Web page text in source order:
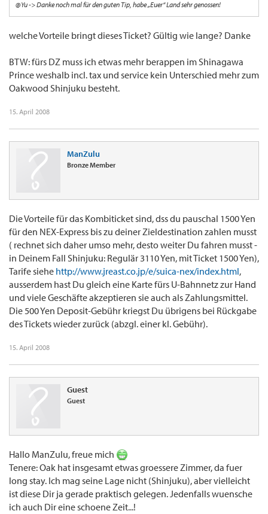
@Yu -> Danke noch mal für den guten Tip, habe „Euer“ Land sehr genossen!
welche Vorteile bringt dieses Ticket? Gültig wie lange? Danke
BTW: fürs DZ muss ich etwas mehr berappen im Shinagawa
Prince weshalb incl. tax und service kein Unterschied mehr zum
Oakwood Shinjuku besteht.
15. April 2008
ManZulu
Bronze Member
Die Vorteile für das Kombiticket sind, dss du pauschal 1500 Yen
für den NEX-Express bis zu deiner Zieldestination zahlen musst
( rechnet sich daher umso mehr, desto weiter Du fahren musst -
in Deinem Fall Shinjuku: Regulär 3110 Yen, mit Ticket 1500 Yen),
Tarife siehe http://www.jreast.co.jp/e/suica-nex/index.html,
ausserdem hast Du gleich eine Karte fürs U-Bahnnetz zur Hand
und viele Geschäfte akzeptieren sie auch als Zahlungsmittel.
Die 500 Yen Deposit-Gebühr kriegst Du übrigens bei Rückgabe
des Tickets wieder zurück (abzgl. einer kl. Gebühr).
15. April 2008
Guest
Guest
Hallo ManZulu, freue mich
Tenere: Oak hat insgesamt etwas groessere Zimmer, da fuer
long stay. Ich mag seine Lage nicht (Shinjuku), aber vielleicht
ist diese Dir ja gerade praktisch gelegen. Jedenfalls wuensche
ich auch Dir eine schoene Zeit...!